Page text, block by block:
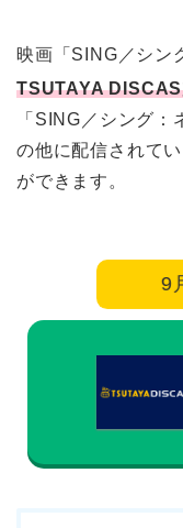
映画「SING／シン
TSUTAYA DISCAS
「SING／シング
の他に配信されて
ができます。
9